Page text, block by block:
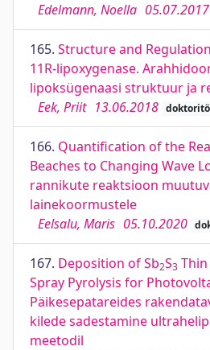
Edelmann, Noella 05.07.2017
165. Structure and
11R-lipoxygenase.
lipoksügenaasi struktuur ja
Eek, Priit 13.06.2018
166. Quantification of the
Beaches to Changing Wave
rannikute reaktsioon
lainekoormustele
Eelsalu, Maris 05.10.2020
167. Deposition of Sb2S3
Spray Pyrolysis for
Päikesepatareides
kilede sadestamine
meetodil